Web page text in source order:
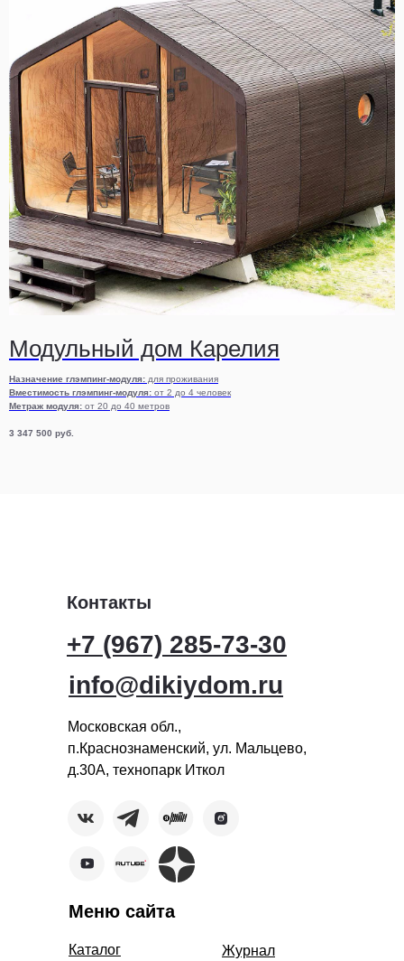
Модульный дом Карелия
Назначение глэмпинг-модуля: для проживания
Вместимость глэмпинг-модуля: от 2 до 4 человек
Метраж модуля: от 20 до 40 метров
3 347 500 руб.
+7 (967) 285-73-30
info@dikiydom.ru
Московская обл.,
п.Краснознаменский, ул. Мальцево,
д.30А, технопарк Иткол
Меню сайта
Каталог Журнал
Контакты